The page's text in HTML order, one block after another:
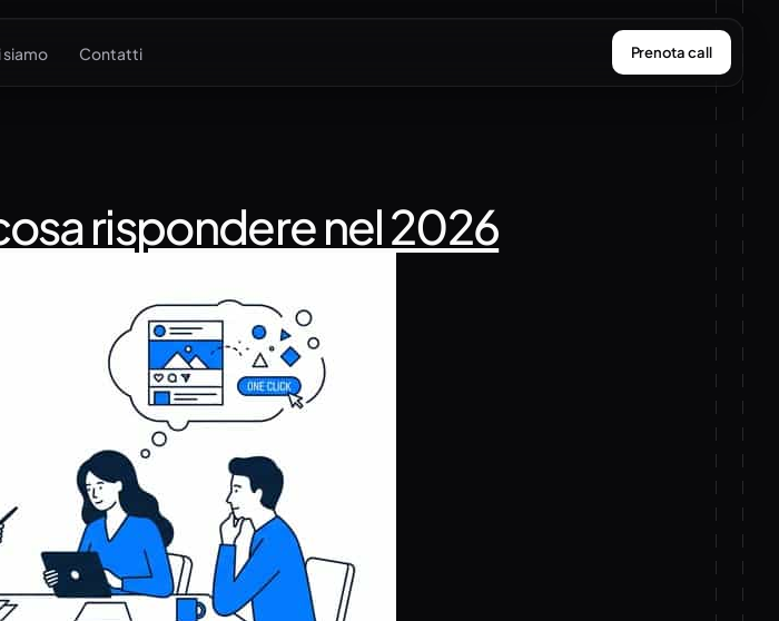
siamo Contatti Prenota call
rispondere nel 2026